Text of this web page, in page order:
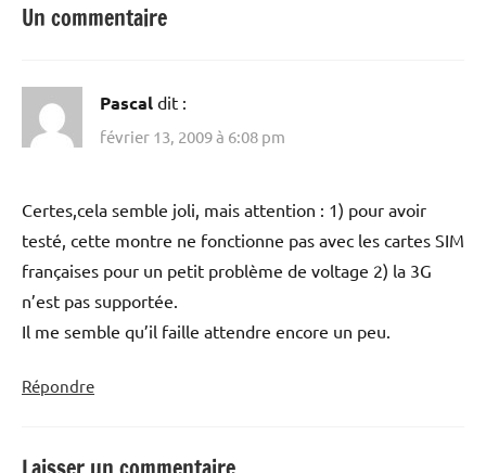
Un commentaire
Pascal dit :
février 13, 2009 à 6:08 pm
Certes,cela semble joli, mais attention : 1) pour avoir
testé, cette montre ne fonctionne pas avec les cartes SIM
françaises pour un petit problème de voltage 2) la 3G
n’est pas supportée.
Il me semble qu’il faille attendre encore un peu.
Répondre